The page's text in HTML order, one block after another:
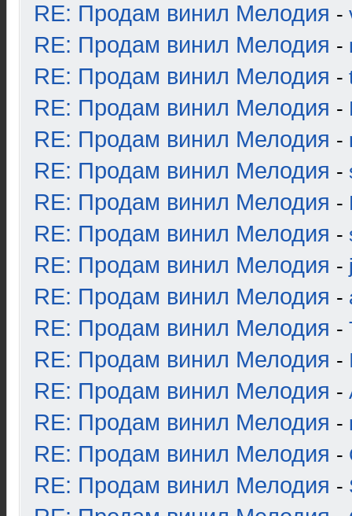
RE: Продам винил Мелодия -
RE: Продам винил Мелодия -
RE: Продам винил Мелодия -
RE: Продам винил Мелодия -
RE: Продам винил Мелодия -
RE: Продам винил Мелодия -
RE: Продам винил Мелодия -
RE: Продам винил Мелодия -
RE: Продам винил Мелодия -
RE: Продам винил Мелодия -
RE: Продам винил Мелодия -
RE: Продам винил Мелодия -
RE: Продам винил Мелодия -
RE: Продам винил Мелодия -
RE: Продам винил Мелодия -
RE: Продам винил Мелодия -